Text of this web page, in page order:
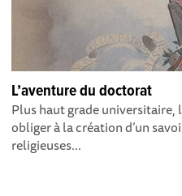
L’aventure du doctorat
Plus haut grade universitaire,
obliger à la création d’un
religieuses...